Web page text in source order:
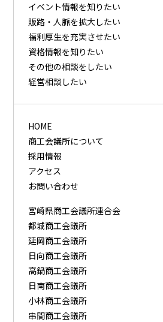
イベント情報を知りたい
販路・⼈脈を拡⼤したい
福利厚⽣を充実させたい
資格情報を知りたい
その他の相談をしたい
経営相談したい
HOME
商工会議所について
採用情報
アクセス
お問い合わせ
宮崎県商工会議所連合会
都城商工会議所
延岡商工会議所
日向商工会議所
高鍋商工会議所
日南商工会議所
小林商工会議所
串間商工会議所